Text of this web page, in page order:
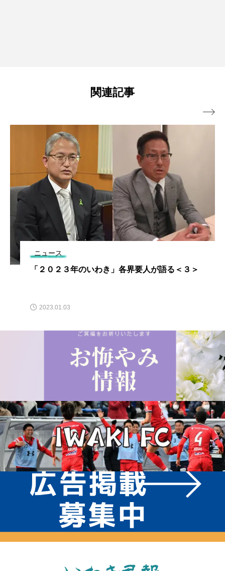
関連記事
ニュース
「２０２３年のいわき」各界要人が語る＜３＞
2023.01.03
